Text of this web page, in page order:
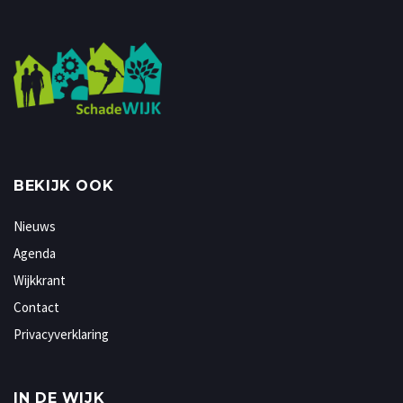
BEKIJK OOK
Nieuws
Agenda
Wijkkrant
Contact
Privacyverklaring
IN DE WIJK